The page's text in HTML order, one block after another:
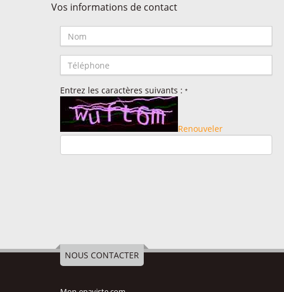
Vos informations de contact
Entrez les caractères suivants : *
Renouveler
NOUS CONTACTER